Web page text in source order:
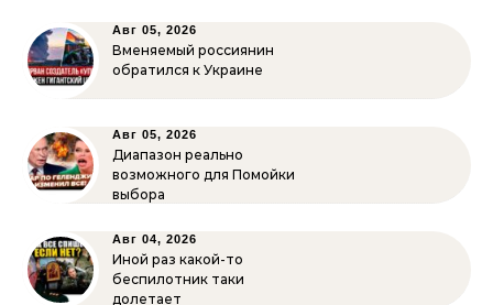
Авг 05, 2026
Вменяемый россиянин
обратился к Украине
Авг 05, 2026
Диапазон реально
возможного для Помойки
выбора
Авг 04, 2026
Иной раз какой-то
беспилотник таки
долетает